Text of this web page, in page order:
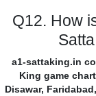
Q12. How
a1-sattaking.in
King game
Disawar,